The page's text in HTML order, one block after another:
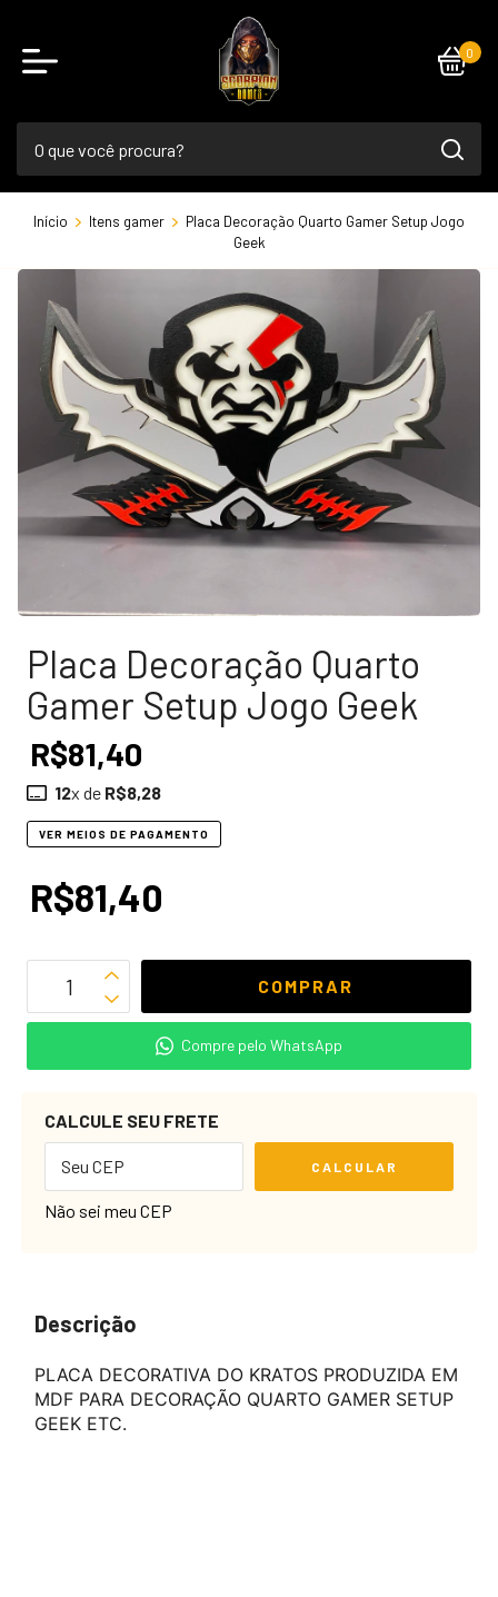
0
Início Itens gamer
Placa Decoração Quarto Gamer Setup Jogo
Geek
Placa Decoração Quarto
Gamer Setup Jogo Geek
R$81,40
12x de R$8,28
VER MEIOS DE PAGAMENTO
R$81,40
Compre pelo WhatsApp
CALCULE SEU FRETE
CALCULAR
Não sei meu CEP
Descrição
PLACA DECORATIVA DO KRATOS PRODUZIDA EM
MDF PARA DECORAÇÃO QUARTO GAMER SETUP
GEEK ETC.